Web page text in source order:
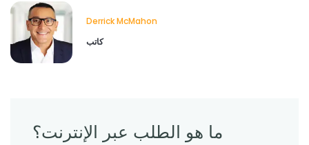
Derrick McMahon
كاتب
ما هو الطلب عبر الإنترنت؟